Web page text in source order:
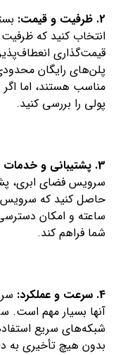
2. ظرفیت و قیمت:
انتخاب کنید که
قیمت‌گذاری
پلن‌های رایگان
مناسب هستند، اما اگر
پولی را بررسی کنید.
3. پشتیبانی و خدمات مشتری:
سرویس فضای ابری،
ساعته و امکان
شما فراهم کند.
4. سرعت و عملکرد:
آنها بسیار مهم است.
شبکه‌های سریع
بدون هیچ تأخیری به